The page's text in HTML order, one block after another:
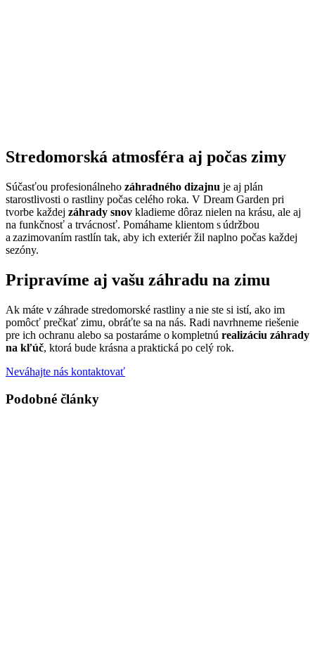
Stredomorská atmosféra aj počas zimy
Súčasťou profesionálneho záhradného dizajnu je aj plán
starostlivosti o rastliny počas celého roka. V Dream Garden pri
tvorbe každej záhrady snov kladieme dôraz nielen na krásu, ale aj
na funkčnosť a trvácnosť. Pomáhame klientom s údržbou
a zazimovaním rastlín tak, aby ich exteriér žil naplno počas každej
sezóny.
Pripravíme aj vašu záhradu na zimu
Ak máte v záhrade stredomorské rastliny a nie ste si istí, ako im
pomôcť prečkať zimu, obráťte sa na nás. Radi navrhneme riešenie
pre ich ochranu alebo sa postaráme o kompletnú realizáciu záhrady
na kľúč, ktorá bude krásna a praktická po celý rok.
Neváhajte nás kontaktovať
Podobné články